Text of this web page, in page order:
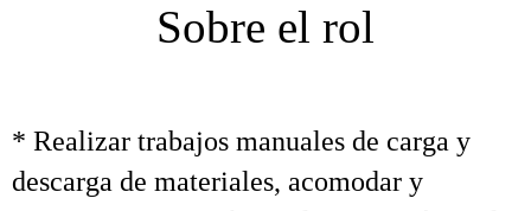
Sobre el rol
* Realizar trabajos manuales de carga y
descarga de materiales, acomodar y